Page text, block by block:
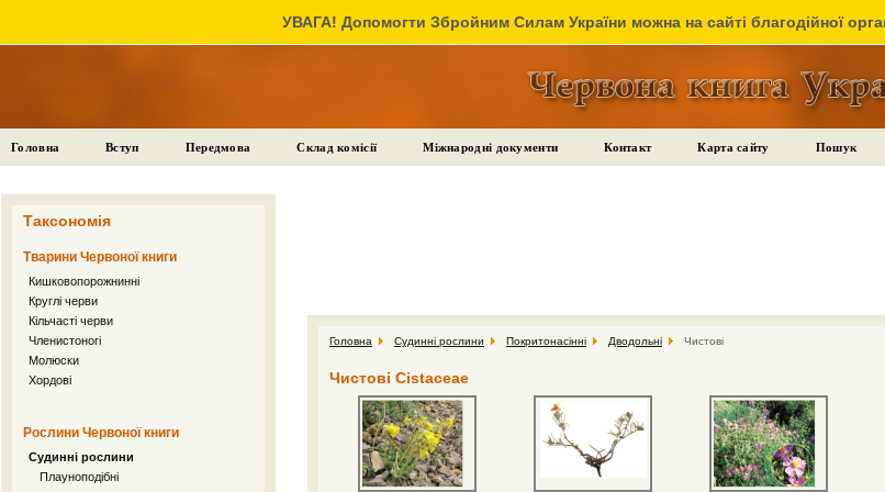
УВАГА! Допомогти Збройним Силам України можна на сайті благодійної
Головна Вступ Передмова Склад комісії Міжнародні документи Контакт Карта сайту Пошук
Таксономія
Тварини Червоної книги
Кишковопорожнинні
Круглі черви
Кільчасті черви
Членистоногі
Молюски
Хордові
Рослини Червоної книги
Судинні рослини
Плауноподібні
Головна Судинні рослини Покритонасінні Дводольні Чистові
Чистові Cistaceae